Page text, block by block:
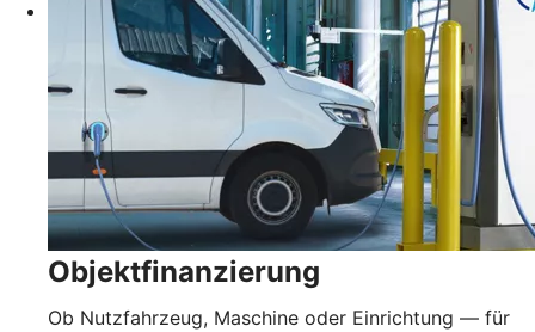
Objektfinanzierung
Ob Nutzfahrzeug, Maschine oder Einrichtung — für